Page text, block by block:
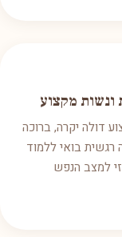
ונשות מקצוע
דולה יקרה, ברוכה
בואי ללמוד
למצב הנפש